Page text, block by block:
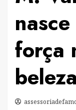
força